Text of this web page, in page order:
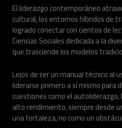
El liderazgo contemporáneo
cultural, los entornos híbridos de
logrado conectar con cientos de
Ciencias Sociales dedicada a la
que trasciende los modelos
Lejos de ser un manual técnico al
liderarse primero a sí mismo para
cuestiones como el
alto rendimiento, siempre desde
una fortaleza, no como un